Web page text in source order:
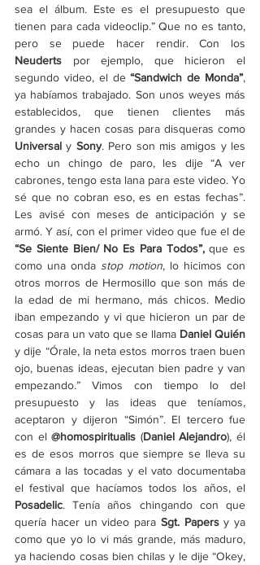
sea el álbum. Este es el presupuesto que
tienen para cada videoclip.” Que no es tanto,
Neuderts por ejemplo, que hicieron el
segundo video, el de “Sandwich de Monda”,
ya habíamos trabajado. Son unos weyes más
establecidos, que tienen clientes más
Universal y Sony. Pero son mis amigos y les
echo un chingo de paro, les dije “A ver
cabrones, tengo esta lana para este video. Yo
sé que no cobran eso, es en estas fechas”.
Les avisé con meses de anticipación y se
“Se Siente Bien/ No Es Para Todos”, que es
como una onda stop motion, lo hicimos con
otros morros de Hermosillo que son más de
la edad de mi hermano, más chicos. Medio
iban empezando y vi que hicieron un par de
cosas para un vato que se llama Daniel Quién
y dije “Órale, la neta estos morros traen buen
ojo, buenas ideas, ejecutan bien padre y van
empezando.” Vimos con tiempo lo del
presupuesto y las ideas que teníamos,
aceptaron y dijeron “Simón”. El tercero fue
con el @homospiritualis (Daniel Alejandro), él
es de esos morros que siempre se lleva su
cámara a las tocadas y el vato documentaba
Posadelic. Tenía años chingando con que
quería hacer un video para Sgt. Papers y ya
como que yo lo vi más grande, más maduro,
ya haciendo cosas bien chilas y le dije “Okey,